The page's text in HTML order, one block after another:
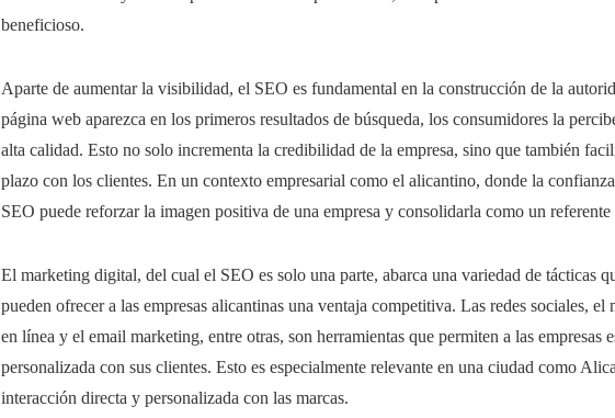
beneficioso.
Aparte de aumentar la visibilidad, el SEO es fundamental en la construcción de la
página web aparezca en los primeros resultados de búsqueda, los consumidores la
alta calidad. Esto no solo incrementa la credibilidad de la empresa, sino que también
plazo con los clientes. En un contexto empresarial como el alicantino, donde la
SEO puede reforzar la imagen positiva de una empresa y consolidarla como un referente
El marketing digital, del cual el SEO es solo una parte, abarca una variedad de tácticas
pueden ofrecer a las empresas alicantinas una ventaja competitiva. Las redes sociales,
en línea y el email marketing, entre otras, son herramientas que permiten a las empresas
personalizada con sus clientes. Esto es especialmente relevante en una ciudad como
interacción directa y personalizada con las marcas.